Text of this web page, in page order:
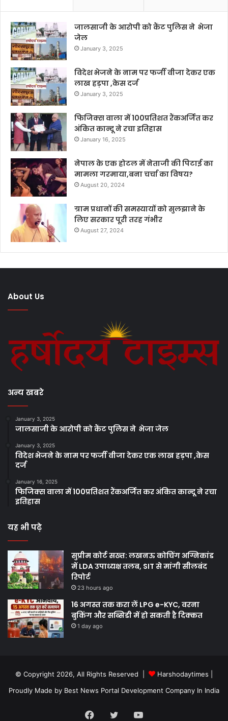
जालसाजी के आरोपी को कैंट पुलिस ने भेजा
जेल
January 3, 2025
विदेश भेजने के नाम पर फर्जी वीजा देकर एक
लाख हड़पा ,केस दर्ज
January 3, 2025
फिजिक्स वाला में 100प्रतिशत रैंकअर्जित कर
अंकित कान्दू ने रचा इतिहास
January 16, 2025
नेपाल के एक होटल में नेताजी की पिटाई का
मामला गरमाया,बना चर्चा का विषय?
August 20, 2024
ग्राम प्रधानों की समस्यायों को सुलझाने के
लिए सरकार पूरी तरह गंभीर
August 27, 2024
About Us
अन्य खबरे
January 3, 2025
जालसाजी के आरोपी को कैंट पुलिस ने भेजा जेल
January 3, 2025
विदेश भेजने के नाम पर फर्जी वीजा देकर एक लाख हड़पा ,केस
दर्ज
January 16, 2025
फिजिक्स वाला में 100प्रतिशत रैंकअर्जित कर अंकित कान्दू ने रचा
इतिहास
यह भी पढ़े
सुप्रीम कोर्ट सख्त: लखनऊ कोचिंग अग्निकांड
में LDA उपाध्यक्ष तलब, SIT से मांगी सीलबंद
रिपोर्ट
23 hours ago
16 अगस्त तक करा लें LPG e-KYC, वरना
बुकिंग और सब्सिडी में हो सकती है दिक्कत
1 day ago
© Copyright 2026, All Rights Reserved | Harshodaytimes
Proudly Made by Best News Portal Development Company In India
Facebook
TwitterYouTube